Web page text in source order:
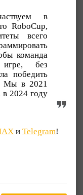
в
RoboCup,
всего
команда
без
победить
Мы в 2021
2024 году
и Telegram!